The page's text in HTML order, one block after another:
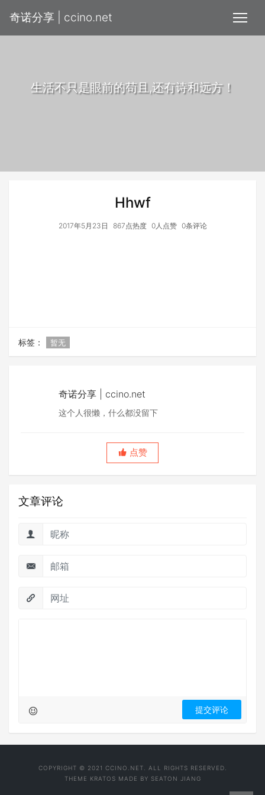
奇诺分享 | ccino.net
生活不只是眼前的苟且,还有诗和远方！
Hhwf
2017年5月23日 867点热度 0人点赞 0条评论
标签： 暂无
奇诺分享 | ccino.net
这个人很懒，什么都没留下
点赞
文章评论
COPYRIGHT © 2021 CCINO.NET. ALL RIGHTS RESERVED.
THEME KRATOS MADE BY SEATON JIANG